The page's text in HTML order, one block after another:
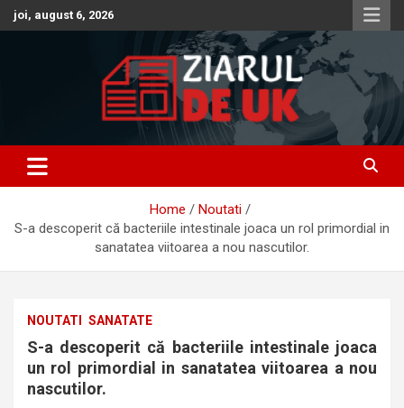
Skip
to
joi, august 6, 2026
Anunturi UK – Stiri UK – Ziarul
de UK – Ziar Romanesc UK –
Informatii Utile
Anunturi – Stiri – Informatii Utile
Home
Noutati
S-a descoperit că bacteriile intestinale joaca un rol primordial in
sanatatea viitoarea a nou nascutilor.
NOUTATI SANATATE
S-a descoperit că bacteriile intestinale joaca
un rol primordial in sanatatea viitoarea a nou
nascutilor.